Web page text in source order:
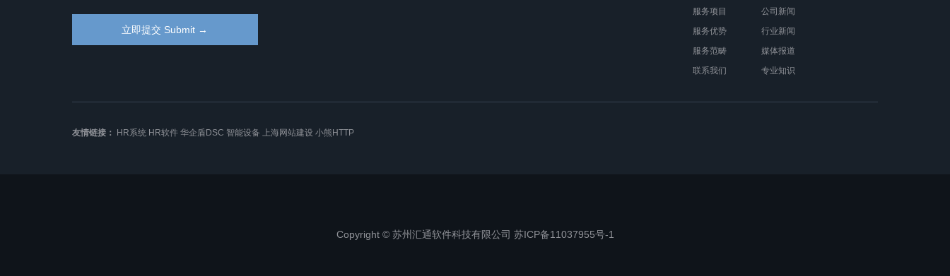
服务项目
服务优势
服务范畴
联系我们
公司新闻
行业新闻
媒体报道
专业知识
友情链接： HR系统 HR软件 华企盾DSC 智能设备 上海网站建设 小熊HTTP
Copyright © 苏州汇通软件科技有限公司 苏ICP备11037955号-1